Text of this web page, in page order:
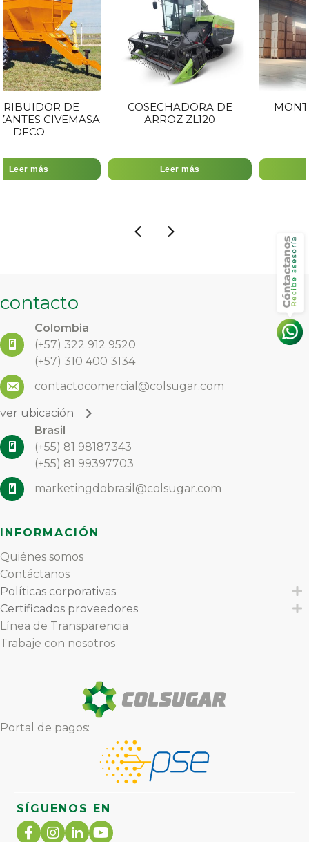
COSECHADORA DE
ARROZ ZL120
MONTACARGAS
contacto
Colombia
(+57) 322 912 9520
(+57) 310 400 3134
contactocomercial@colsugar.com
ver ubicación
Brasil
(+55) 81 98187343
(+55) 81 99397703
marketingdobrasil@colsugar.com
INFORMACIÓN
Quiénes somos
Contáctanos
Políticas corporativas
Certificados proveedores
Línea de Transparencia
Trabaje con nosotros
Portal de pagos:
SÍGUENOS EN